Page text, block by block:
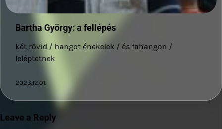
Bartha György: a fellépés
két rövid / hangot énekelek / és fahangon /
leléptetnek
2023.12.01.
Leave a Reply